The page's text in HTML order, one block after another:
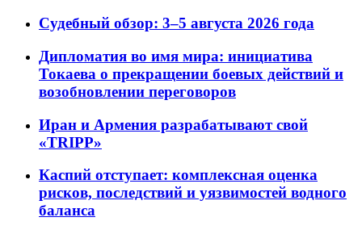
Судебный обзор: 3–5 августа 2026 года
Дипломатия во имя мира: инициатива
Токаева о прекращении боевых действий и
возобновлении переговоров
Иран и Армения разрабатывают свой
«TRIPP»
Каспий отступает: комплексная оценка
рисков, последствий и уязвимостей водного
баланса